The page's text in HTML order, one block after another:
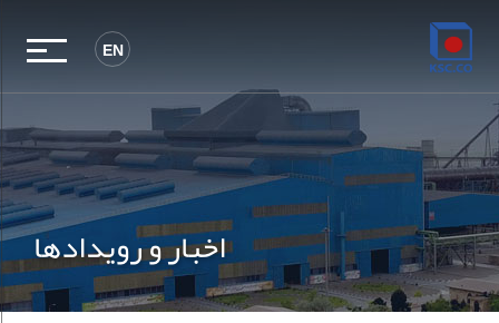
EN
اخبار و رویدادها